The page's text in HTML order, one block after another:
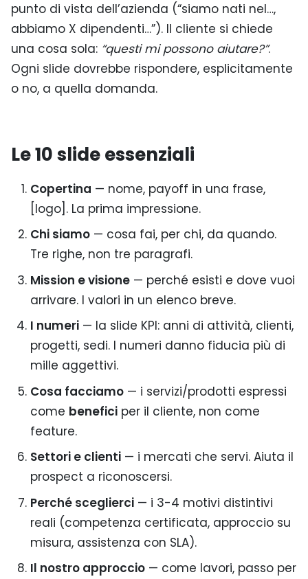
punto di vista dell’azienda (“siamo nati nel…,
abbiamo X dipendenti…”). Il cliente si chiede
una cosa sola: “questi mi possono aiutare?”.
Ogni slide dovrebbe rispondere, esplicitamente
o no, a quella domanda.
Le 10 slide essenziali
Copertina — nome, payoff in una frase,
[logo]. La prima impressione.
Chi siamo— cosa fai, per chi, da quando.
Tre righe, non tre paragrafi.
Mission e visione— perché esisti e dove vuoi
arrivare. I valori in un elenco breve.
I numeri— la slide KPI: anni di attività, clienti,
progetti, sedi. I numeri danno fiducia più di
mille aggettivi.
Cosa facciamo— i servizi/prodotti espressi
come beneficiper il cliente, non come
feature.
Settori e clienti— i mercati che servi. Aiuta il
prospect a riconoscersi.
Perché sceglierci— i 3-4 motivi distintivi
reali (competenza certificata, approccio su
misura, assistenza con SLA).
Il nostro approccio— come lavori, passo per